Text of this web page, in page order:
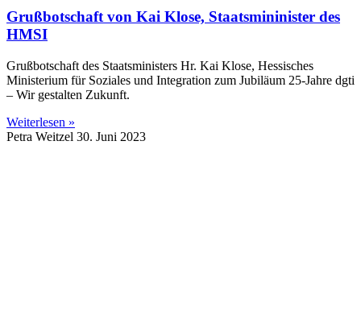
Grußbotschaft von Kai Klose, Staatsmininister des
HMSI
Grußbotschaft des Staatsministers Hr. Kai Klose, Hessisches
Ministerium für Soziales und Integration zum Jubiläum 25-Jahre dgti
– Wir gestalten Zukunft.
Weiterlesen »
Petra Weitzel 30. Juni 2023